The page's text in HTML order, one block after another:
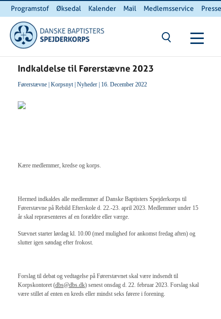
Programstof Øksedal Kalender Mail Medlemsservice
INTERNnet
Du er her:
Indkaldelse til Førerstævne 2023
Førerstævne| Korpsnyt| Nyheder| 16. December 2022
Kære medlemmer, kredse og korps.
Hermed indkaldes alle medlemmer af Danske Baptisters Spejderkorps til
Førerstævne på Rebild Efterskole d. 22.-23. april 2023. Medlemmer under 15
år skal repræsenteres af en forældre eller værge.
Stævnet starter lørdag kl. 10.00 (med mulighed for ankomst fredag aften) og
slutter igen søndag efter frokost.
Forslag til debat og vedtagelse på Førerstævnet skal være indsendt til
Korpskontoret (dbs@dbs.dk) senest onsdag d. 22. februar 2023. Forslag skal
være stillet af enten en kreds eller mindst seks førere i forening.